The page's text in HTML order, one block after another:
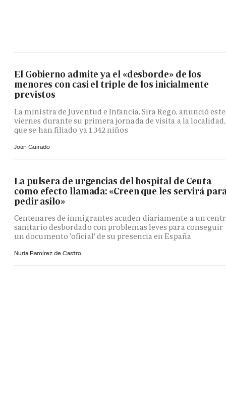
El Gobierno admite ya el «desborde» de los
menores con casi el triple de los inicialmente
previstos
La ministra de Juventud e Infancia, Sira Rego, anunció este
viernes durante su primera jornada de visita a la localidad,
que se han filiado ya 1.342 niños
Joan Guirado
La pulsera de urgencias del hospital de Ceuta
como efecto llamada: «Creen que les servirá
pedir asilo»
Centenares de inmigrantes acuden diariamente a un
sanitario desbordado con problemas leves para conseguir
un documento 'oficial' de su presencia en España
Nuria Ramírez de Castro